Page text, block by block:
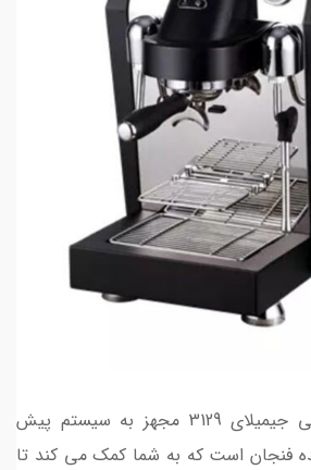
اسپرسوساز نیمه صنعتی جیمیلای 3129 مجهز به سیستم پیش
فنجان است که به شما کمک می کند تا